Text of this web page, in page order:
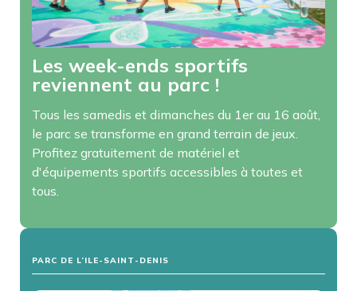
Les week-ends sportifs
reviennent au parc !
Tous les samedis et dimanches du 1er au 16 août,
le parc se transforme en grand terrain de jeux.
Profitez gratuitement de matériel et
d'équipements sportifs accessibles à toutes et
tous.
PARC DE L’ILE-SAINT-DENIS